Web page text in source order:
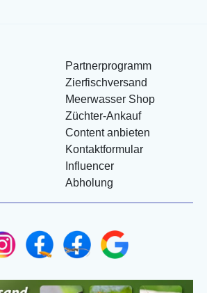
Partnerprogramm
Zierfischversand
Meerwasser Shop
Züchter-Ankauf
Content anbieten
Kontaktformular
Influencer
Abholung